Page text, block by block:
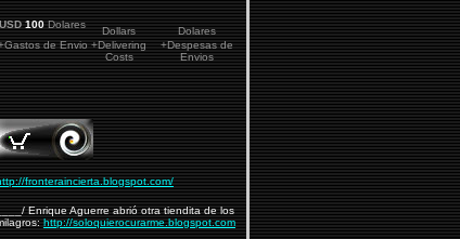
USD100Dolares
Dollars
Dolares
de Envio +Delivering
Costs
+Despesas de
Envios
fronteraincierta.blogspot.com/
Enrique Aguerre abrió otra tiendita de los
http://soloquierocurarme.blogspot.com